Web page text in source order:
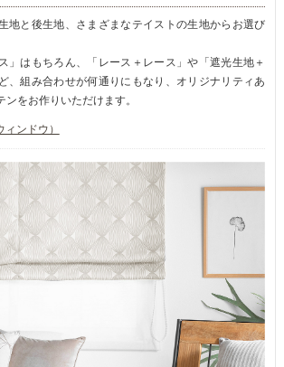
地と後生地、さまざまなテイストの生地からお選び
」はもちろん、「レース＋レース」や「遮光生地＋
、組み合わせが何通りにもなり、オリジナリティあ
をお作りいただけます。
ンドウ）